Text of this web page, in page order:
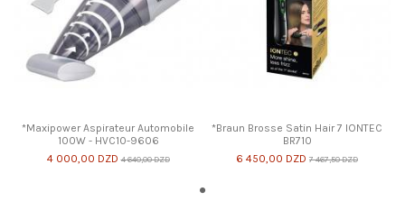
*Maxipower Aspirateur Automobile
100W - HVC10-9606
4 000,00 DZD 4 640,00 DZD
*Braun Brosse Satin Hair 7 IONTEC
BR710
6 450,00 DZD 7 467,50 DZD